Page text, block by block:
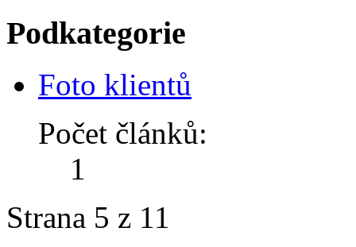
Podkategorie
Foto klientů
Počet článků:
1
Strana 5 z 11